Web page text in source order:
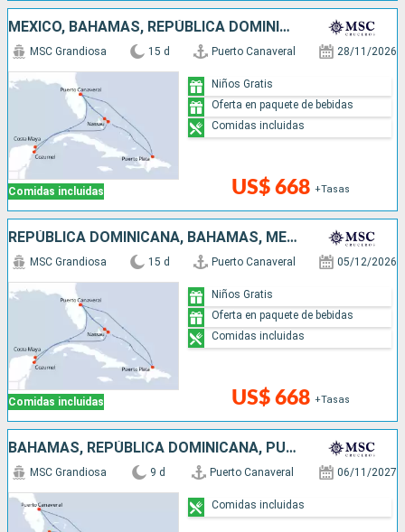
MÉXICO, BAHAMAS, REPÚBLICA DOMINICANA, ESTADOS UNIDOS
Comidas incluidas
MSC Grandiosa 15 d Puerto Canaveral 28/11/2026
US$ 668 +Tasas
Niños Gratis
Oferta en paquete de bebidas
Comidas incluidas
REPÚBLICA DOMINICANA, BAHAMAS, MÉXICO, ESTADOS UNIDOS
Comidas incluidas
MSC Grandiosa 15 d Puerto Canaveral 05/12/2026
US$ 668 +Tasas
Niños Gratis
Oferta en paquete de bebidas
Comidas incluidas
BAHAMAS, REPÚBLICA DOMINICANA, PUERTO RICO, ESTADOS UNIDOS
MSC Grandiosa 9 d Puerto Canaveral 06/11/2027
Comidas incluidas